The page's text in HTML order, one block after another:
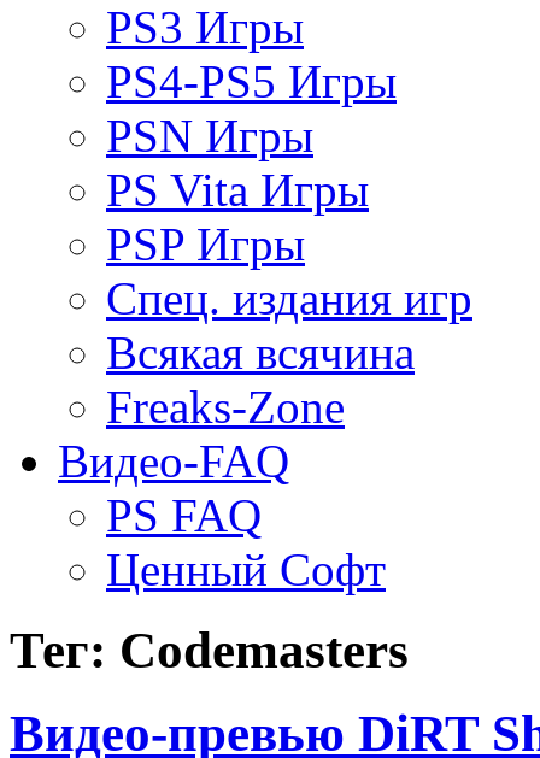
PS3 Игры
PS4-PS5 Игры
PSN Игры
PS Vita Игры
PSP Игры
Спец. издания игр
Всякая всячина
Freaks-Zone
Видео-FAQ
PS FAQ
Ценный Софт
Тег: Codemasters
Видео-превью DiRT